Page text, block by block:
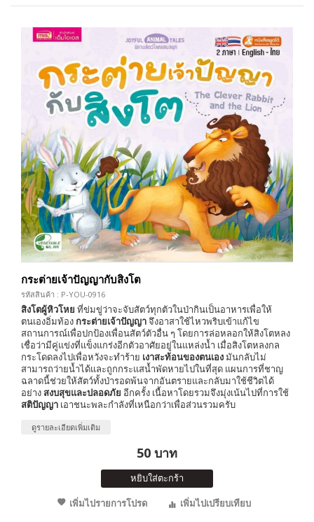
กระต่ายเจ้าปัญญากับสิงโต
รหัสสินค้า : P-YOU-0916
สิงโตผู้หิวโหย ที่ข่มขู่ว่าจะจับสัตว์ทุกตัวในป่ากินเป็นอาหารเพื่อให้
ตนเองอิ่มท้องกระต่ายเจ้าปัญญาจึงอาสาใช้ไหวพริบเข้าแก้ไข
สถานการณ์เพื่อปกป้องเพื่อนสัตว์ตัวอื่น ๆ โดยการล่อหลอกให้สิงโตหลง
เชื่อว่ามีคู่แข่งที่แข็งแกร่งอีกตัวอาศัยอยู่ในแหล่งน้ำ เมื่อสิงโตหลงกล
กระโดดลงไปเพื่อหวังจะทำร้าย เงาสะท้อนของตนเองมันกลับไม่
สามารถว่ายน้ำได้และถูกกระแสน้ำพัดหายไปในที่สุด แผนการที่ชาญ
ฉลาดนี้ช่วยให้สัตว์ทั้งป่ารอดพ้นจากอันตรายและกลับมาใช้ชีวิตได้
อย่างสงบสุขและปลอดภัย อีกครั้ง เนื้อหาโดยรวมจึงมุ่งเน้นไปที่การใช้
สติปัญญา เอาชนะพละกำลังที่เหนือกว่าเพื่อส่วนรวมครับ
ดูรายละเอียดเพิ่มเติม
50 บาท
หยิบใส่ตะกร้า
เพิ่มไปรายการโปรด
เพิ่มไปเปรียบเทียบ